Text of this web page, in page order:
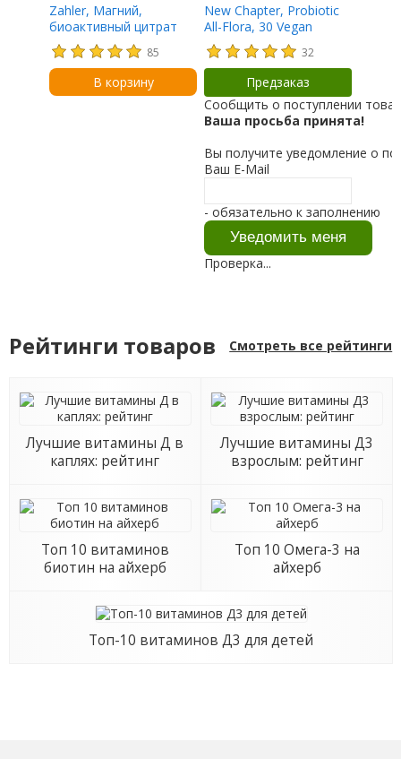
Zahler, Магний,
биоактивный цитрат
магния, 200 мг, 250
капсул
85
В корзину
New Chapter, Probiotic
All-Flora, 30 Vegan
Capsules
32
Предзаказ
Сообщить о поступлении
Ваша просьба принята!
Вы получите уведомление о
Ваш E-Mail
- обязательно к заполнению
Проверка...
Рейтинги товаров Смотреть все рейтинги
Лучшие витамины Д в
каплях: рейтинг
Лучшие витамины Д3
взрослым: рейтинг
Топ 10 витаминов
биотин на айхерб
Топ 10 Омега-3 на
айхерб
Топ-10 витаминов Д3 для детей